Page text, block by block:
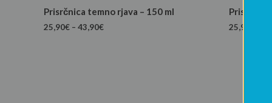
Prisrčnica temno rjava – 150 ml
25,90€ – 43,90€
Prisrčnica
25,90